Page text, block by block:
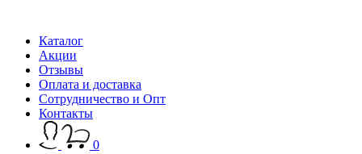
Каталог
Акции
Отзывы
Оплата и доставка
Сотрудничество и Опт
Контакты
0